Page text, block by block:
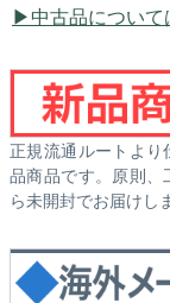
中古品について
正規流通ルートより
品商品です。原則、
ら未開封でお届けし